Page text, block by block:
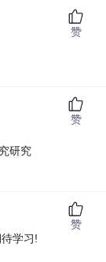
赞
研究
赞
学习!
赞